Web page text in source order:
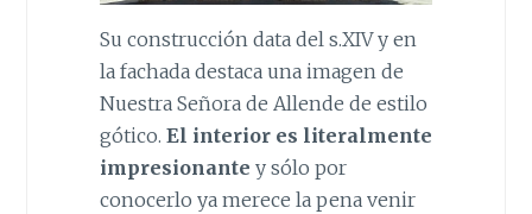
Su construcción data del s.XIV y en
la fachada destaca una imagen de
Nuestra Señora de Allende de estilo
gótico. El interior es literalmente
impresionante y sólo por
conocerlo ya merece la pena venir